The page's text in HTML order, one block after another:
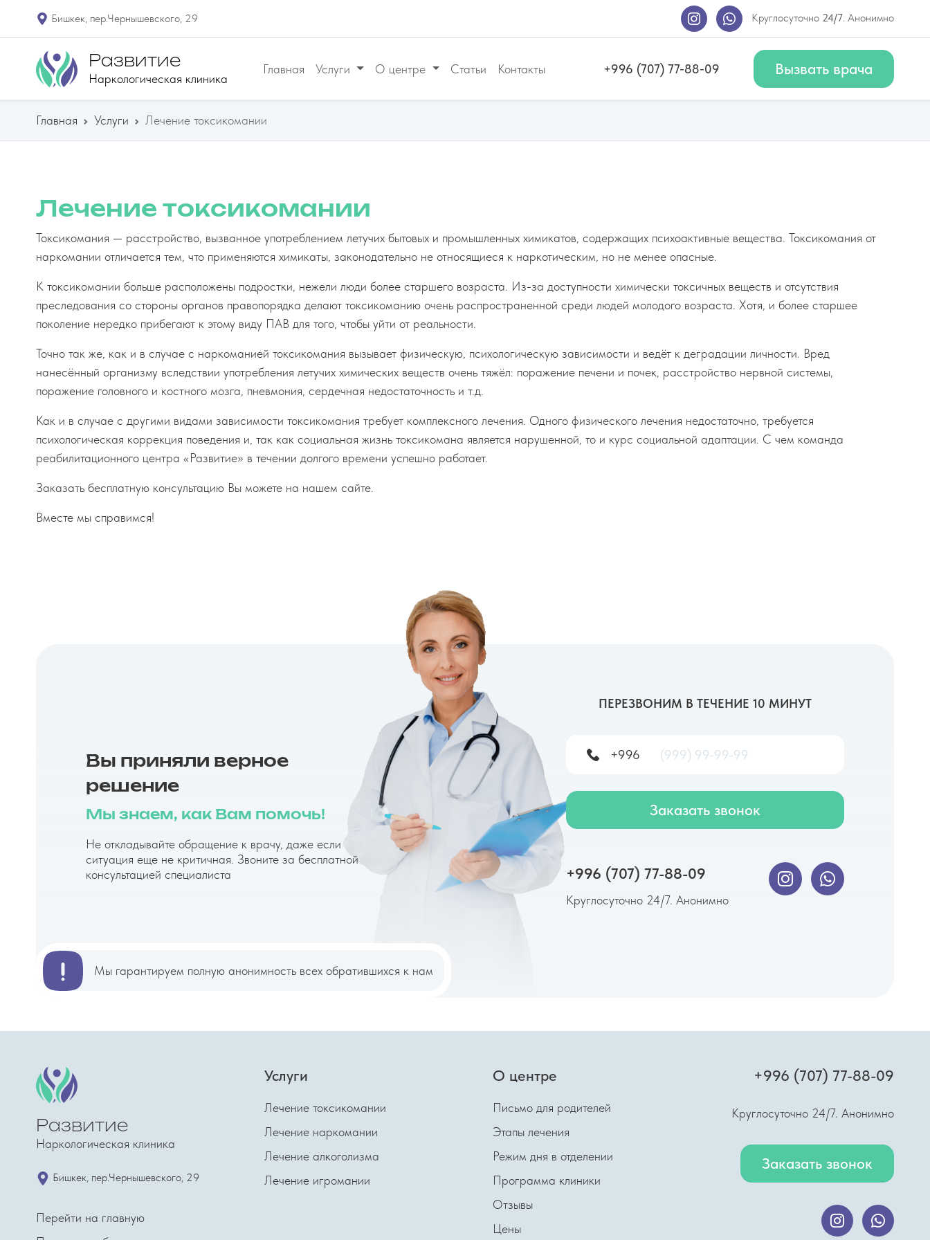
​Бишкек, пер.Чернышевского, 29 Круглосуточно 24/7. Анонимно
Развитие
Наркологическая клиника
Главная Услуги О центре Статьи Контакты +996 (707) 77-88-09 Вызвать врача
Главная Услуги Лечение токсикомании
Лечение токсикомании
Токсикомания — расстройство, вызванное употреблением летучих бытовых и промышленных химикатов, содержащих психоактивные вещества. Токсикомания от
наркомании отличается тем, что применяются химикаты, законодательно не относящиеся к наркотическим, но не менее опасные.
К токсикомании больше расположены подростки, нежели люди более старшего возраста. Из-за доступности химически токсичных веществ и отсутствия
преследования со стороны органов правопорядка делают токсикоманию очень распространенной среди людей молодого возраста. Хотя, и более старшее
поколение нередко прибегают к этому виду ПАВ для того, чтобы уйти от реальности.
Точно так же, как и в случае с наркоманией токсикомания вызывает физическую, психологическую зависимости и ведёт к деградации личности. Вред
нанесённый организму вследствии употребления летучих химических веществ очень тяжёл: поражение печени и почек, расстройство нервной системы,
поражение головного и костного мозга, пневмония, сердечная недостаточность и т.д.
Как и в случае с другими видами зависимости токсикомания требует комплексного лечения. Одного физического лечения недостаточно, требуется
психологическая коррекция поведения и, так как социальная жизнь токсикомана является нарушенной, то и курс социальной адаптации. С чем команда
реабилитационного центра «Развитие» в течении долгого времени успешно работает.
Заказать бесплатную консультацию Вы можете на нашем сайте.
Вместе мы справимся!
Вы приняли верное
решение
Мы знаем, как Вам помочь!
Не откладывайте обращение к врачу, даже если
ситуация еще не критичная. Звоните за бесплатной
консультацией специалиста
ПЕРЕЗВОНИМ В ТЕЧЕНИЕ 10 МИНУТ
+996
Заказать звонок
+996 (707) 77-88-09
Круглосуточно 24/7. Анонимно
Мы гарантируем полную анонимность всех обратившихся к нам
Развитие
Наркологическая клиника
​Бишкек, пер.Чернышевского, 29
Перейти на главную
Услуги
Лечение токсикомании
Лечение наркомании
Лечение алкоголизма
Лечение игромании
О центре
Письмо для родителей
Этапы лечения
Режим дня в отделении
Программа клиники
Отзывы
Цены
+996 (707) 77-88-09
Круглосуточно 24/7. Анонимно
Заказать звонок